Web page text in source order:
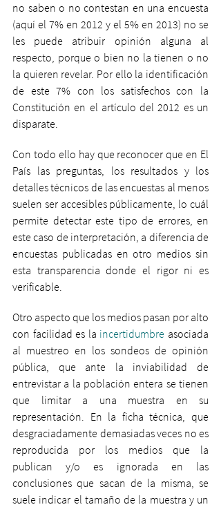
no saben o no contestan en una encuesta
(aquí el 7% en 2012 y el 5% en 2013) no se
les puede atribuir opinión alguna al
respecto, porque o bien no la tienen o no
la quieren revelar. Por ello la identificación
de este 7% con los satisfechos con la
Constitución en el artículo del 2012 es un
disparate.
Con todo ello hay que reconocer que en El
País las preguntas, los resultados y los
detalles técnicos de las encuestas al menos
suelen ser accesibles públicamente, lo cuál
permite detectar este tipo de errores, en
este caso de interpretación, a diferencia de
encuestas publicadas en otro medios sin
esta transparencia donde el rigor ni es
verificable.
Otro aspecto que los medios pasan por alto
con facilidad es la incertidumbre asociada
al muestreo en los sondeos de opinión
pública, que ante la inviabilidad de
entrevistar a la población entera se tienen
que limitar a una muestra en su
representación. En la ficha técnica, que
desgraciadamente demasiadas veces no es
reproducida por los medios que la
publican y/o es ignorada en las
conclusiones que sacan de la misma, se
suele indicar el tamaño de la muestra y un